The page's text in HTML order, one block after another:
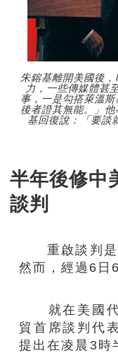
朱鎔基離開美國後
力，一些傳媒體甚
事，一是勾搭萊溫
後者證其無能。」
基回復說：「要談
半年後修中
談判
重啟談判是
然而，經過6日
就在美國代
貿首席談判代
提出在凌晨3時